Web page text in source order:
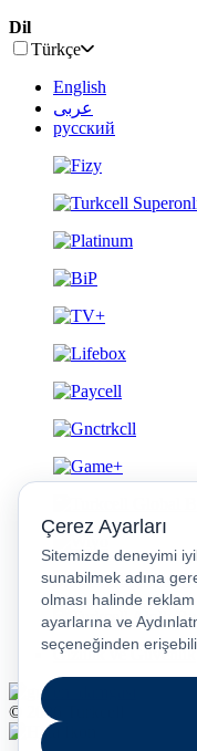
Dil
Türkçe
English
عربى
русский
Gizlilik ve Güvenlik
© 2026 Turkcell